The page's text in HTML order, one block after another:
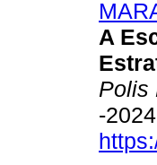
A
Polis
-